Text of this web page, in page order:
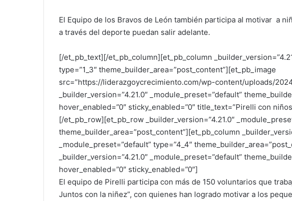
El Equipo de los Bravos de León también participa al motivar a
a través del deporte puedan salir adelante.
[/et_pb_text][/et_pb_column][et_pb_column
type=”1_3″ theme_builder_area=”post_content”][et_pb_image
src=”https://liderazgoycrecimiento.com/wp-content/uploads/
_builder_version=”4.21.0″ _module_preset=”default”
hover_enabled=”0″ sticky_enabled=”0″ title_text=”Pirelli con
[/et_pb_row][et_pb_row _builder_version=”4.21.0″
theme_builder_area=”post_content”][et_pb_column
_module_preset=”default” type=”4_4″
_builder_version=”4.21.0″ _module_preset=”default”
hover_enabled=”0″ sticky_enabled=”0″]
El equipo de Pirelli participa con más de 150 voluntarios que
Juntos con la niñez”, con quienes han logrado motivar a los